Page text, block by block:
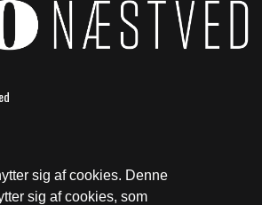
sig af cookies. Denne
sig af cookies, som